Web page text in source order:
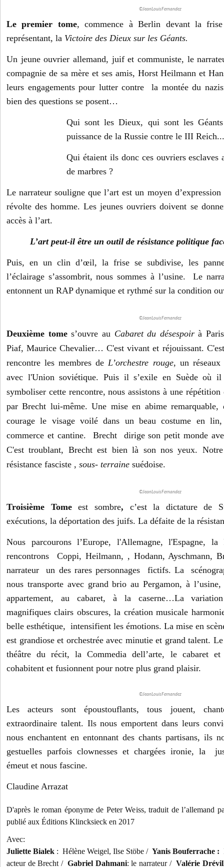
©JeanLouisFernandez
Le premier tome, commence à Berlin devant la
représentant, la Victoire des Dieux sur les Géants.
Un jeune ouvrier allemand, juif et communiste, le
compagnie de sa mère et ses amis, Horst Heilmann et
leurs engagements pour lutter contre la montée du
bien des questions se posent…
Qui sont les Dieux, qui sont les
puissance de la Russie contre le III Reich...
Qui étaient ils donc ces ouvriers esclaves
de marbres ?
Le narrateur souligne que l’art est un moyen
révolte des homme. Les jeunes ouvriers doivent se
accès à l’art.
L’art peut-il être un outil de résistance politique
Puis, en un clin d’œil, la frise se subdivise, les
l’éclairage s’assombrit, nous sommes à l’usine. Le
entonnent un RAP dynamique et rythmé sur la condition
©JeanLouisFernandez
Deuxième tomes’ouvre au Cabaret du désespoirà Paris
Piaf, Maurice Chevalier… C'est vivant et réjouissant.
rencontre les membres deL’orchestre rouge, un réseaux
avec l'Union soviétique. Puis il s’exile en Suède où
symboliser cette rencontre, nous assistons à une
par Brecht lui-même. Une mise en abime remarquable,
courage le visage voilé dans un beau costume en
commerce et cantine. Brecht dirige son petit monde
C'est troublant, Brecht est bien là son nos yeux.
résistance fasciste , sous- terraine suédoise.
©JeanLouisFernandez
Troisième Tomeest sombre, c’est la dictature de
exécutions, la déportation des juifs. La défaite de la
Nous parcourons l’Europe, l'Allemagne, l'Espagne,
rencontrons Coppi, Heilmann, , Hodann, Ayschmann,
narrateur un des rares personnages fictifs. La
nous transporte avec grand brio au Pergamon, à
appartement, au cabaret, à la caserne…La
magnifiques clairs obscures, la création musicale
belle esthétique, intensifient les émotions. La mise en
est grandiose et orchestrée avec minutie et grand talent.
théâtre du récit, la Commedia dell’arte, le cabaret
cohabitent et fusionnent pour notre plus grand plaisir.
©JeanLouisFernandez
Les acteurs sont époustouflants, tous jouent,
extraordinaire talent. Ils nous emportent dans leurs
nous enchantent en entonnant des chants partisans, ils
gestuelles parfois clownesses et chargées ironie, la
émeut et nous fascine.
Claudine Arrazat
D'après le roman éponyme de Peter Weiss, traduit de l’allemand
publié aux Éditions Klincksieck en 2017
Avec:
Juliette Bialek : Hélène Weigel, Ilse Stöbe / Yanis Bouferrache :
acteur de Brecht /Gabriel Dahmani: le narrateur / Valérie